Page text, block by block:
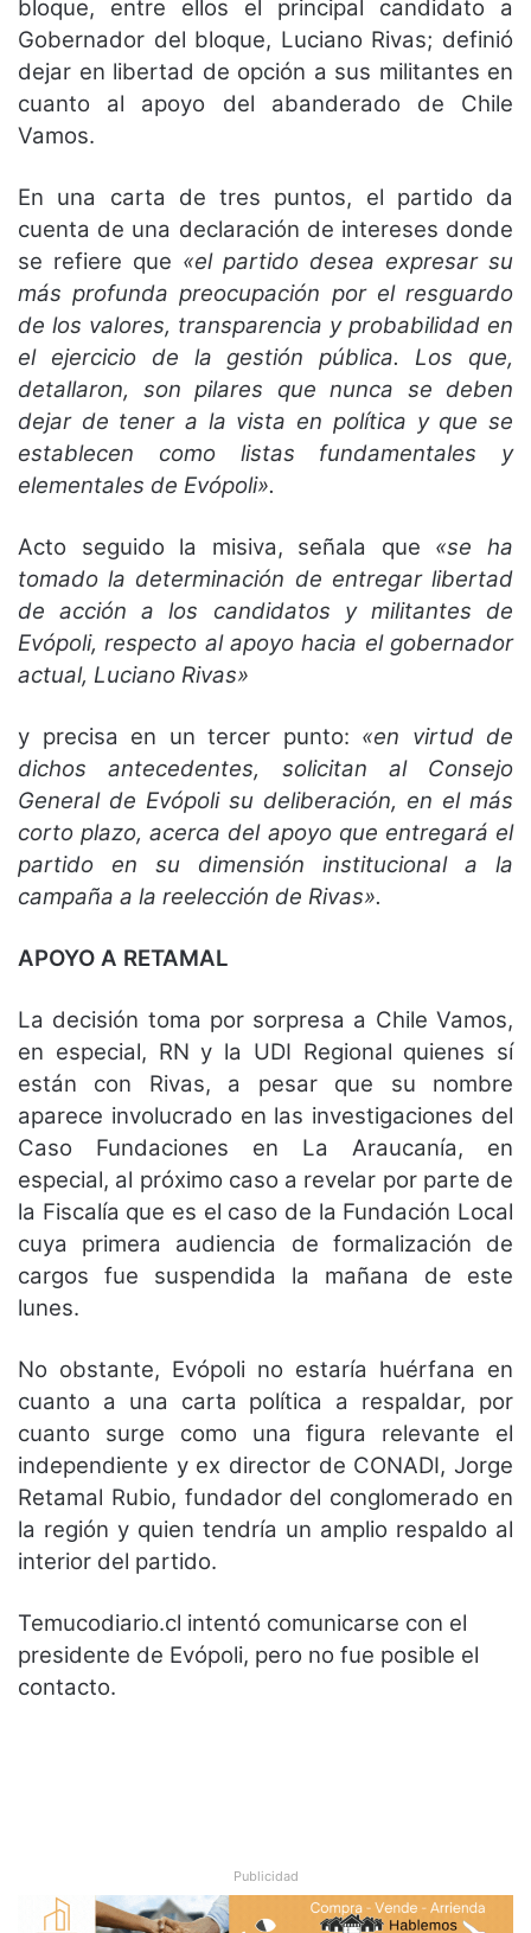
bloque, entre ellos el principal candidato a
Gobernador del bloque, Luciano Rivas; definió
dejar en libertad de opción a sus militantes en
cuanto al apoyo del abanderado de Chile
Vamos.
En una carta de tres puntos, el partido da
cuenta de una declaración de intereses donde
se refiere que «el partido desea expresar su
más profunda preocupación por el resguardo
de los valores, transparencia y probabilidad en
el ejercicio de la gestión pública. Los que,
detallaron, son pilares que nunca se deben
dejar de tener a la vista en política y que se
establecen como listas fundamentales y
elementales de Evópoli».
Acto seguido la misiva, señala que «se ha
tomado la determinación de entregar libertad
de acción a los candidatos y militantes de
Evópoli, respecto al apoyo hacia el gobernador
actual, Luciano Rivas»
y precisa en un tercer punto: «en virtud de
dichos antecedentes, solicitan al Consejo
General de Evópoli su deliberación, en el más
corto plazo, acerca del apoyo que entregará el
partido en su dimensión institucional a la
campaña a la reelección de Rivas».
APOYO A RETAMAL
La decisión toma por sorpresa a Chile Vamos,
en especial, RN y la UDI Regional quienes sí
están con Rivas, a pesar que su nombre
aparece involucrado en las investigaciones del
Caso Fundaciones en La Araucanía, en
especial, al próximo caso a revelar por parte de
la Fiscalía que es el caso de la Fundación Local
cuya primera audiencia de formalización de
cargos fue suspendida la mañana de este
lunes.
No obstante, Evópoli no estaría huérfana en
cuanto a una carta política a respaldar, por
cuanto surge como una figura relevante el
independiente y ex director de CONADI, Jorge
Retamal Rubio, fundador del conglomerado en
la región y quien tendría un amplio respaldo al
interior del partido.
Temucodiario.cl intentó comunicarse con el
presidente de Evópoli, pero no fue posible el
contacto.
Publicidad